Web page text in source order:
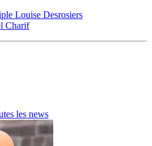
Louise Desrosiers
Charif
les news